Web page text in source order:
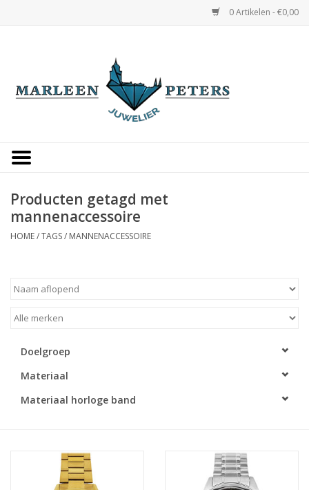
0 Artikelen - €0,00
Occasions
Cadeaukaarten
Producten getagd met
mannenaccessoire
HOME/TAGS/ MANNENACCESSOIRE
Doelgroep
Materiaal
Materiaal horloge band